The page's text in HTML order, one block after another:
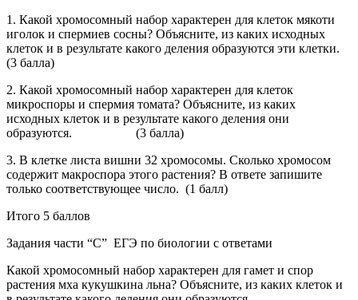
1. Какой хромосомный набор характерен для клеток мякоти
иголок и спермиев сосны? Объясните, из каких исходных
клеток и в результате какого деления образуются эти клетки.
(3 балла)
2. Какой хромосомный набор характерен для клеток
микроспоры и спермия томата? Объясните, из каких
исходных клеток и в результате какого деления они
образуются. (3 балла)
3. В клетке листа вишни 32 хромосомы. Сколько хромосом
содержит макроспора этого растения? В ответе запишите
только соответствующее число. (1 балл)
Итого 5 баллов
Задания части “С” ЕГЭ по биологии с ответами
Какой хромосомный набор характерен для гамет и спор
растения мха кукушкина льна? Объясните, из каких клеток и